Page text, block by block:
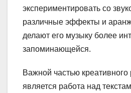
экспериментировать со
различные эффекты и
делают его музыку более
запоминающейся.
Важной частью креативного
является работа над